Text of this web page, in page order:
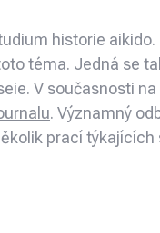
historie aikido.
téma. Jedná se
V současnosti
. Významný
prací týkajících